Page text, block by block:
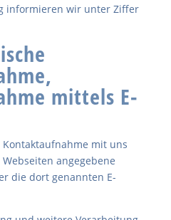
informieren wir unter Ziffer
mittels E-
mit uns
angegebene
die dort genannten E-